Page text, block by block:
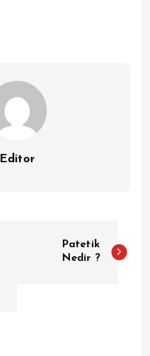
Editor
Patetik
Nedir ?